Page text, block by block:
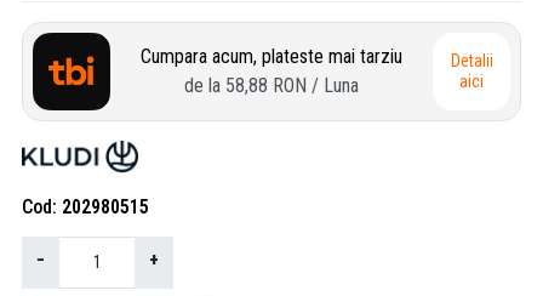
Cumpara acum, plateste mai tarziu
de la 58,88 RON / Luna
Detalii
aici
Cod 202980515
− +